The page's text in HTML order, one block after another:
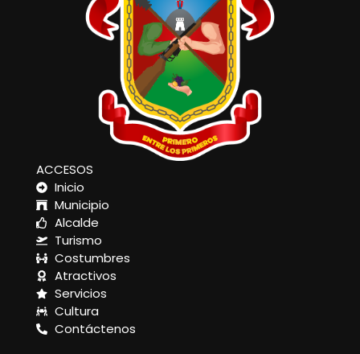
ACCESOS
Inicio
Municipio
Alcalde
Turismo
Costumbres
Atractivos
Servicios
Cultura
Contáctenos